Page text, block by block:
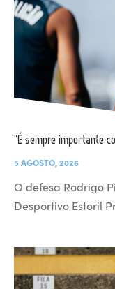
“É sempre importante
5 AGOSTO, 2026
O defesa Rodrigo
Desportivo Estoril